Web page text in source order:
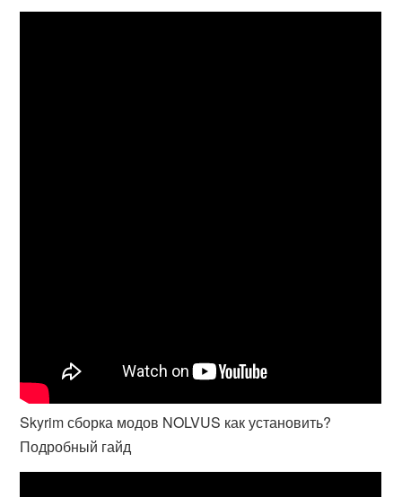
Skyrim сборка модов NOLVUS как установить?
Подробный гайд